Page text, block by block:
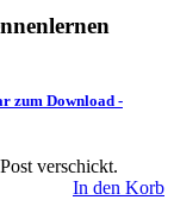
zum Download-
verschickt.
In den Korb